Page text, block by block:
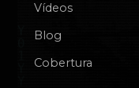
Vídeos
Blog
Cobertura